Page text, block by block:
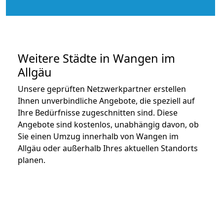
Weitere Städte in Wangen im
Allgäu
Unsere geprüften Netzwerkpartner erstellen
Ihnen unverbindliche Angebote, die speziell auf
Ihre Bedürfnisse zugeschnitten sind. Diese
Angebote sind kostenlos, unabhängig davon, ob
Sie einen Umzug innerhalb von Wangen im
Allgäu oder außerhalb Ihres aktuellen Standorts
planen.